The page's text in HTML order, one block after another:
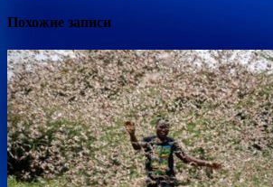
Похожие записи